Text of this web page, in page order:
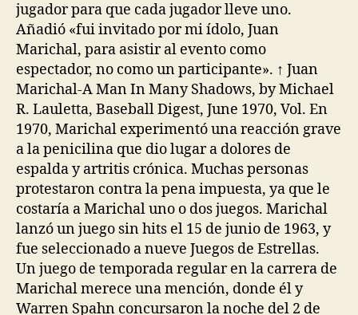
jugador para que cada jugador lleve uno.
Añadió «fui invitado por mi ídolo, Juan
Marichal, para asistir al evento como
espectador, no como un participante». ↑ Juan
Marichal-A Man In Many Shadows, by Michael
R. Lauletta, Baseball Digest, June 1970, Vol. En
1970, Marichal experimentó una reacción grave
a la penicilina que dio lugar a dolores de
espalda y artritis crónica. Muchas personas
protestaron contra la pena impuesta, ya que le
costaría a Marichal uno o dos juegos. Marichal
lanzó un juego sin hits el 15 de junio de 1963, y
fue seleccionado a nueve Juegos de Estrellas.
Un juego de temporada regular en la carrera de
Marichal merece una mención, donde él y
Warren Spahn concursaron la noche del 2 de